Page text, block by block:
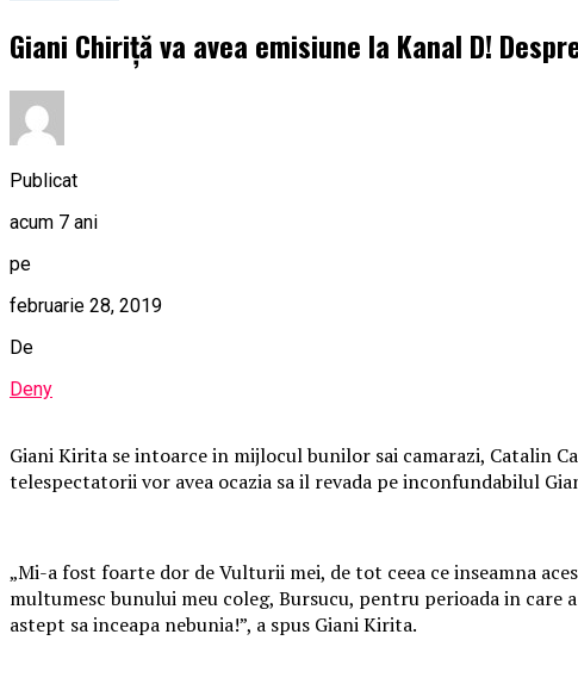
Giani Chiriță va avea emisiune la Kanal D!
Publicat
acum 7 ani
pe
februarie 28, 2019
De
Deny
Giani Kirita se intoarce in mijlocul bunilor sai camarazi, Catalin
telespectatorii vor avea ocazia sa il revada pe inconfundabilul
„Mi-a fost foarte dor de Vulturii mei, de tot ceea ce inseamna
multumesc bunului meu coleg, Bursucu, pentru perioada in care
astept sa inceapa nebunia!”, a spus Giani Kirita.